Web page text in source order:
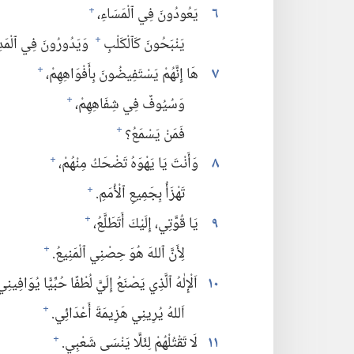
٦ يَعُودُونَ فِي ٱلْمَسَاءِ،‏+
يَنْبَحُونَ كَٱلْكَلْبِ + وَيَدُورُونَ فِي
٧ هَا إِنَّهُمْ يَسْتَفِيضُونَ بِأَفْوَاهِهِمْ،‏+
وَسُيُوفٌ فِي شِفَاهِهِمْ،‏+
فَمَنْ يَسْمَعُ؟‏ +
٨ وَأَنْتَ يَا يَهْوَهُ تَضْحَكُ مِنْهُمْ،‏+
تَهْزَأُ بِجَمِيعِ ٱلْأُمَمِ.‏ +
٩ يَا قُوَّتِي،‏ إِلَيْكَ أَتَطَلَّعُ،‏+
لِأَنَّ ٱللهَ هُوَ حِصْنِي ٱلْمَنِيعُ.‏ +
١٠ اَلْإِلٰهُ ٱلَّذِي يَصْنَعُ إِلَيَّ لُطْفًا حُبِّيًّا
اَللهُ يُرِينِي هَزِيمَةَ أَعْدَائِي.‏ +
١١ لَا تَقْتُلْهُمْ لِئَلَّا يَنْسَى شَعْبِي.‏ +